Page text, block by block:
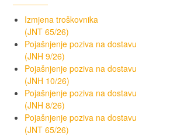
Izmjena troškovnika
(JNT 65/26)
Pojašnjenje poziva na dostavu
(JNH 9/26)
Pojašnjenje poziva na dostavu
(JNH 10/26)
Pojašnjenje poziva na dostavu
(JNH 8/26)
Pojašnjenje poziva na dostavu
(JNT 65/26)